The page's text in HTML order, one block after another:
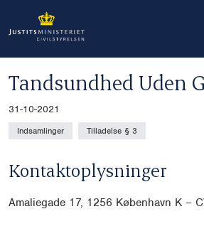
Tandsundhed Uden
31-10-2021
Indsamlinger Tilladelse § 3
Kontaktoplysninger
Amaliegade 17, 1256 København K –